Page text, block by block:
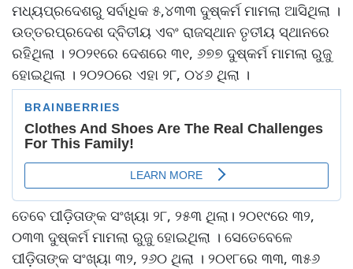
ମଧ୍ୟପ୍ରଦେଶରୁ ସର୍ବାଧିକ ୫,୪୩୩ ଦୁଷ୍କର୍ମ ମାମଲା ଆସିଥିଲା ।
ଉତ୍ତରପ୍ରଦେଶ ଦ୍ବିତୀୟ ଏବଂ ରାଜସ୍ଥାନ ତୃତୀୟ ସ୍ଥାନରେ
ରହିଥିଲା । ୨୦୨୧ରେ ଦେଶରେ ୩୧, ୬୭୭ ଦୁଷ୍କର୍ମ ମାମଲା ରୁଜୁ
ହୋଇଥିଲା । ୨୦୨୦ରେ ଏହା ୨୮, ୦୪୬ ଥିଲା ।
ତେବେ ପୀଡ଼ିତାଙ୍କ ସଂଖ୍ୟା ୨୮, ୨୫୩ ଥିଲା। ୨୦୧୯ରେ ୩୨,
୦୩୩ ଦୁଷ୍କର୍ମ ମାମଲା ରୁଜୁ ହୋଇଥିଲା । ସେତେବେଳେ
ପୀଡ଼ିତାଙ୍କ ସଂଖ୍ୟା ୩୨, ୨୬୦ ଥିଲା । ୨୦୧୮ରେ ୩୩, ୩୫୬